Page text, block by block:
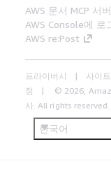
AWS 문서 MCP 서
AWS Console에 로
AWS re:Post
프라이버시 사이
정
© 2026,
사. All rights reserved.
한국어